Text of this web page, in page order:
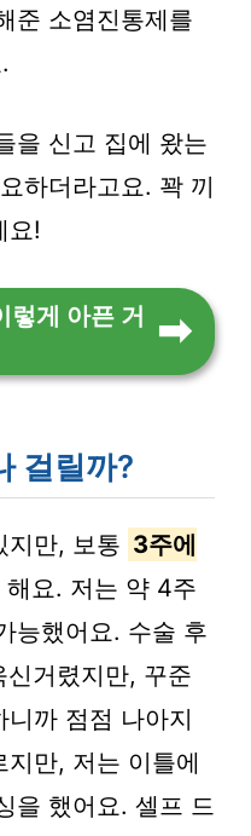
준 소염진통제를
을 신고 집에 왔는
하더라고요. 꽉 끼
요!
렇게 아픈 거
걸릴까?
지만, 보통 3주에
해요. 저는 약 4주
능했어요. 수술 후
거렸지만, 꾸준
까 점점 나아지
지만, 저는 이틀에
을 했어요. 셀프 드